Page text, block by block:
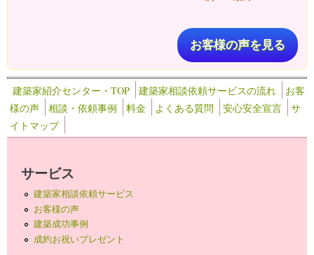
お客様の声を見る
建築家紹介センター・TOP 建築家相談依頼サービスの流れ
お客
様の声
相談・依頼事例 料金 よくある質問 安心安全宣言
サ
イトマップ
サービス
建築家相談依頼サービス
お客様の声
建築成功事例
成約お祝いプレゼント